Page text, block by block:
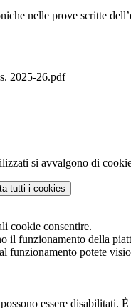
nelle prove scritte
2025-26.pdf
si avvalgono di
tutti i cookies
cookie consentire.
il funzionamento della
funzionamento potete
essere disabilitati.